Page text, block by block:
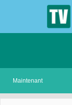
Maintenant